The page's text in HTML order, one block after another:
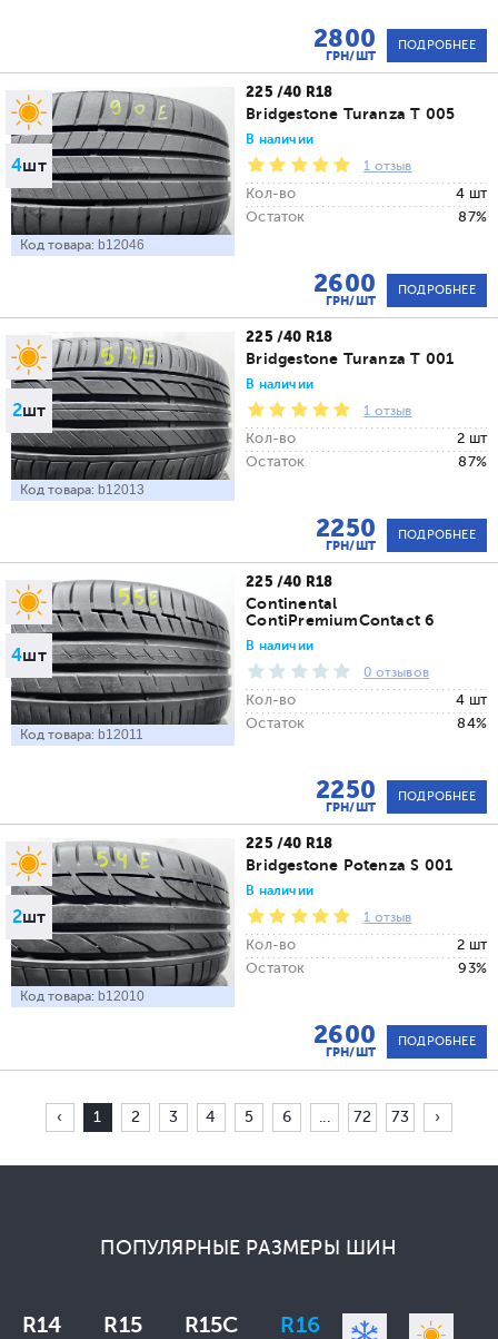
2800
ГРН/ШТ
ПОДРОБНЕЕ
4шт
Код товара: b12046
225 /40 R18
Bridgestone Turanza T 005
В наличии
1 отзыв
Кол-во
4 шт
Остаток
87%
2600
ГРН/ШТ
ПОДРОБНЕЕ
2шт
Код товара: b12013
225 /40 R18
Bridgestone Turanza T 001
В наличии
1 отзыв
Кол-во
2 шт
Остаток
87%
2250
ГРН/ШТ
ПОДРОБНЕЕ
4шт
Код товара: b12011
225 /40 R18
Continental
ContiPremiumContact 6
В наличии
0 отзывов
Кол-во
4 шт
Остаток
84%
2250
ГРН/ШТ
ПОДРОБНЕЕ
2шт
Код товара: b12010
225 /40 R18
Bridgestone Potenza S 001
В наличии
1 отзыв
Кол-во
2 шт
Остаток
93%
2600
ГРН/ШТ
ПОДРОБНЕЕ
‹ 1 2 3 4 5 6 ... 72 73 ›
ПОПУЛЯРНЫЕ РАЗМЕРЫ ШИН
R14 R15 R15C
R16